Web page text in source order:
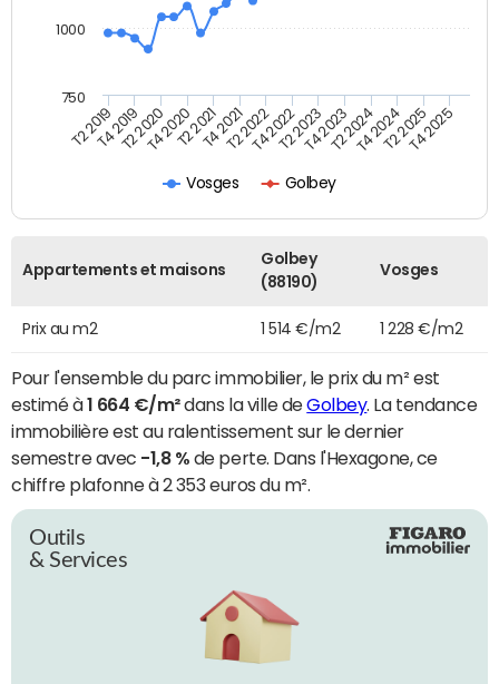
Vosges Golbey
T2 2019T4 2019T2 2020T4 2020T2 2021T4 2021T2 2022T4 2022T2 2023T4 2023T2 2024T4 2024T2 2025T4 2025
1000
750
Appartements et maisons
Golbey
(88190)
Vosges
Prix au m2 1 514 €/m2 1 228 €/m2
Pour l'ensemble du parc immobilier, le prix du m² est
estimé à1 664 €/m²dans la ville deGolbey. La tendance
immobilière est au ralentissement sur le dernier
semestre avec -1,8 % de perte. Dans l'Hexagone, ce
chiffre plafonne à 2 353 euros du m².
Outils
& Services